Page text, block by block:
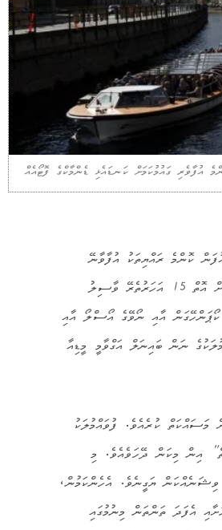
ކޮންމެ ރައްޔިތަކު އުފާވާނޭ
ކަމެކެވެ. ނަމަވެސް އެ ހުވަފެން ދެކޭ މީހުން މަދުވެދާނެއެވެ. އެއީ ކުރިއަށް އޮތް 15 އަހަރުތެރޭ ވާސިލު
އާއި ނޯވޭގެ އޯސްލޯ އާއި
ނަން ބައިނަލް އަގްވާމީ މީޑިއާ
މަސައްކަތް ކުރެއެވެ. ފުވައްމުލަކު
އިން މިކަން ދޭހަވެއެވެ. މި
ޔަގީނެވެ. އެހެންކަމުން،
އެފަދަ ތަންތަން މިނުމުގައި